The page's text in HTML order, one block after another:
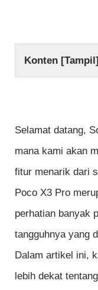
Konten [Tampil]
Selamat datang,
mana kami akan
fitur menarik dari
Poco X3 Pro
perhatian banyak
tangguhnya yang
Dalam artikel ini,
lebih dekat